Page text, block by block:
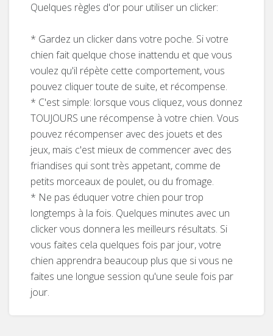
Quelques règles d'or pour utiliser un clicker:
* Gardez un clicker dans votre poche. Si votre
chien fait quelque chose inattendu et que vous
voulez qu'il répète cette comportement, vous
pouvez cliquer toute de suite, et récompense.
* C'est simple: lorsque vous cliquez, vous donnez
TOUJOURS une récompense à votre chien. Vous
pouvez récompenser avec des jouets et des
jeux, mais c'est mieux de commencer avec des
friandises qui sont très appetant, comme de
petits morceaux de poulet, ou du fromage.
* Ne pas éduquer votre chien pour trop
longtemps à la fois. Quelques minutes avec un
clicker vous donnera les meilleurs résultats. Si
vous faites cela quelques fois par jour, votre
chien apprendra beaucoup plus que si vous ne
faites une longue session qu'une seule fois par
jour.